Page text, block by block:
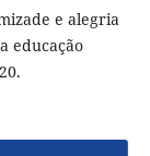
e alegria
educação